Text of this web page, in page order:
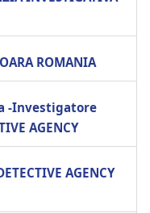
ROMANIA
-Investigatore
AGENCY
AGENCY